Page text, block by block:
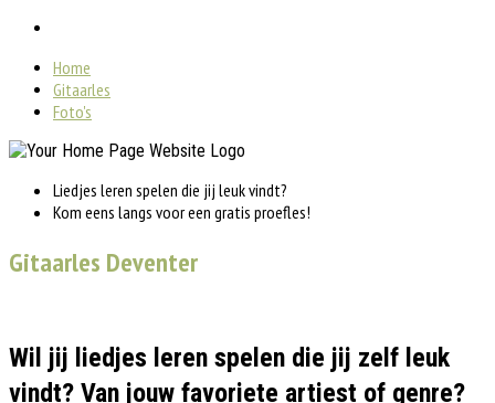
Home
Gitaarles
Foto's
Liedjes leren spelen die jij leuk vindt?
Kom eens langs voor een gratis proefles!
Gitaarles Deventer
Wil jij liedjes leren spelen die jij zelf leuk
vindt? Van jouw favoriete artiest of genre?